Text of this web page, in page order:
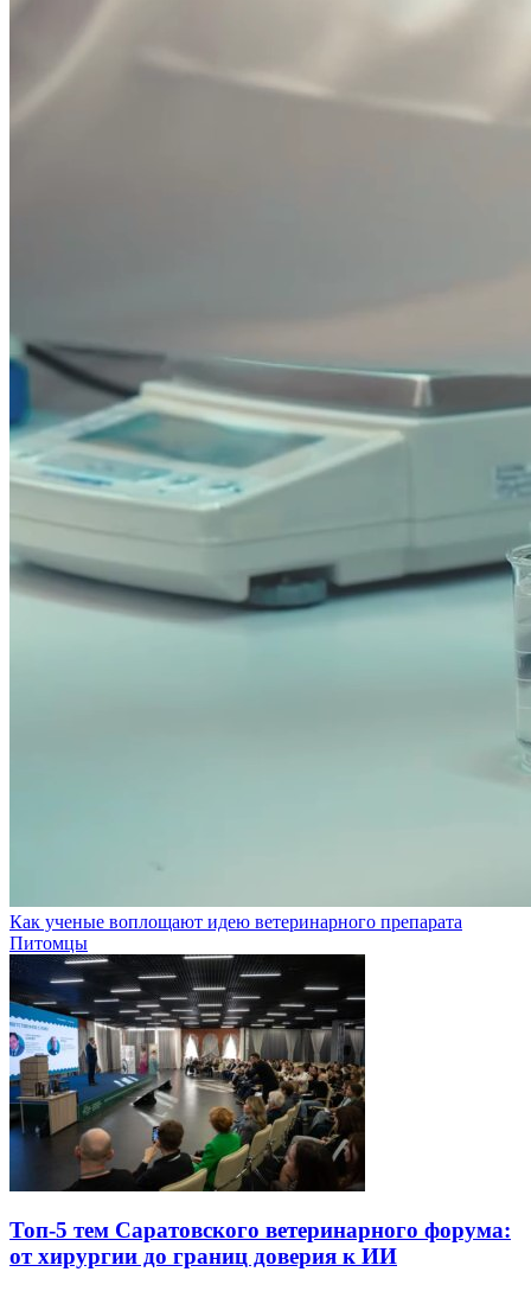
Как ученые воплощают идею ветеринарного препарата
Питомцы
Топ-5 тем Саратовского ветеринарного форума:
от хирургии до границ доверия к ИИ